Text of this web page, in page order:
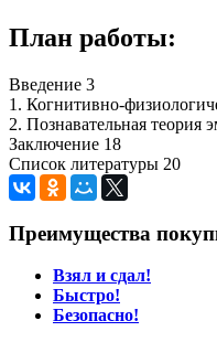
План работы:
Введение 3
1. Когнитивно-
2. Познавательная
Заключение 18
Список литературы 20
Преимущества
Взял и сдал!
Быстро!
Безопасно!